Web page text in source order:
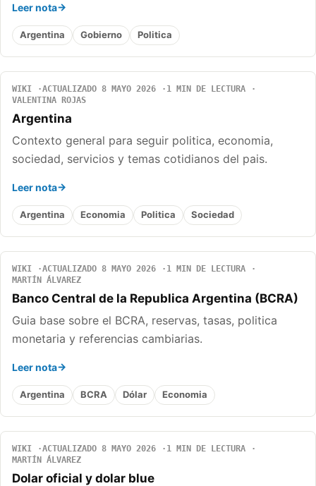
Leer nota
Argentina Gobierno Politica
WIKI ACTUALIZADO 8 MAYO 2026
1 MIN DE LECTURA
VALENTINA ROJAS
Argentina
Contexto general para seguir politica, economia,
sociedad, servicios y temas cotidianos del pais.
Leer nota
Argentina Economia Politica Sociedad
WIKI ACTUALIZADO 8 MAYO 2026
1 MIN DE LECTURA
MARTÍN ÁLVAREZ
Banco Central de la Republica Argentina (BCRA)
Guia base sobre el BCRA, reservas, tasas, politica
monetaria y referencias cambiarias.
Leer nota
Argentina BCRA Dólar Economia
WIKI ACTUALIZADO 8 MAYO 2026
1 MIN DE LECTURA
MARTÍN ÁLVAREZ
Dolar oficial y dolar blue